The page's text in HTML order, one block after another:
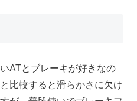
ATとブレーキが好きなの
比較すると滑らかさに欠け